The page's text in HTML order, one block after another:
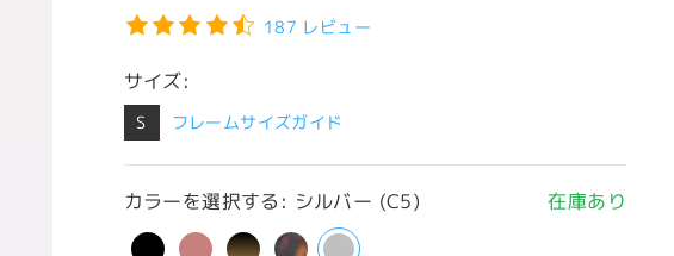
187 レビュー
サイズ:
S フレームサイズガイド
カラーを選択する: シルバー (C5) 在庫あり